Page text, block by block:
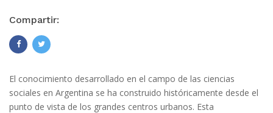
Compartir:
El conocimiento desarrollado en el campo de las ciencias
sociales en Argentina se ha construido históricamente desde el
punto de vista de los grandes centros urbanos. Esta